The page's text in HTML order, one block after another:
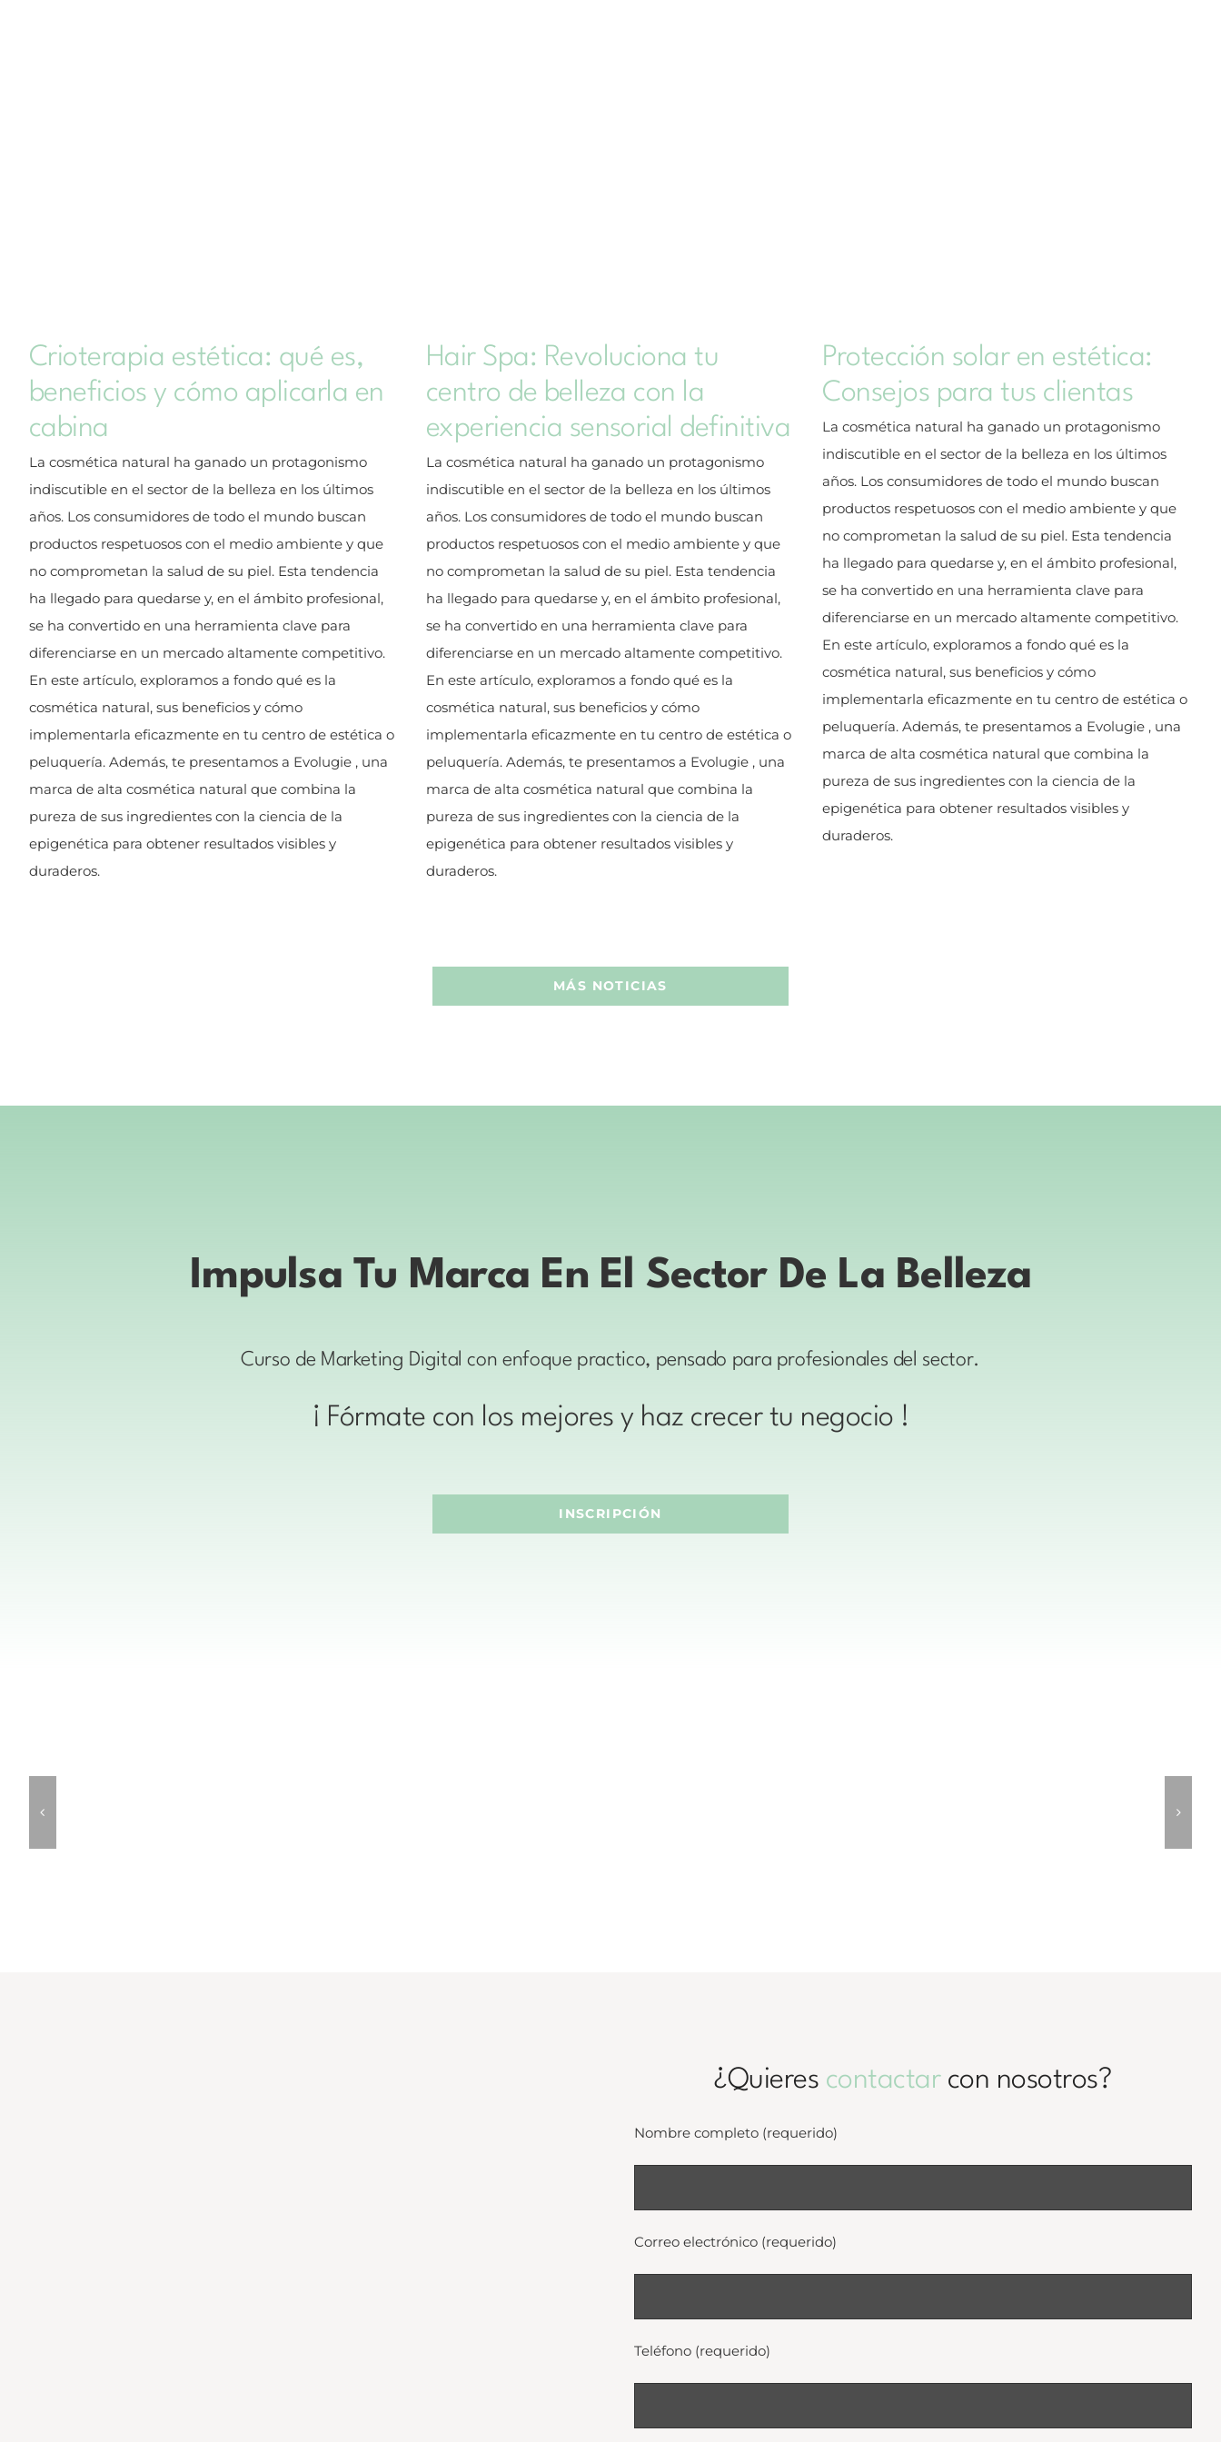
Crioterapia estética: qué es,
beneficios y cómo aplicarla en
cabina
La cosmética natural ha ganado un protagonismo
indiscutible en el sector de la belleza en los últimos
años. Los consumidores de todo el mundo buscan
productos respetuosos con el medio ambiente y que
no comprometan la salud de su piel. Esta tendencia
ha llegado para quedarse y, en el ámbito profesional,
se ha convertido en una herramienta clave para
diferenciarse en un mercado altamente competitivo.
En este artículo, exploramos a fondo qué es la
cosmética natural, sus beneficios y cómo
implementarla eficazmente en tu centro de estética o
peluquería. Además, te presentamos a Evolugie , una
marca de alta cosmética natural que combina la
pureza de sus ingredientes con la ciencia de la
epigenética para obtener resultados visibles y
duraderos.
Hair Spa: Revoluciona tu
centro de belleza con la
experiencia sensorial definitiva
La cosmética natural ha ganado un protagonismo
indiscutible en el sector de la belleza en los últimos
años. Los consumidores de todo el mundo buscan
productos respetuosos con el medio ambiente y que
no comprometan la salud de su piel. Esta tendencia
ha llegado para quedarse y, en el ámbito profesional,
se ha convertido en una herramienta clave para
diferenciarse en un mercado altamente competitivo.
En este artículo, exploramos a fondo qué es la
cosmética natural, sus beneficios y cómo
implementarla eficazmente en tu centro de estética o
peluquería. Además, te presentamos a Evolugie , una
marca de alta cosmética natural que combina la
pureza de sus ingredientes con la ciencia de la
epigenética para obtener resultados visibles y
duraderos.
Protección solar en estética:
Consejos para tus clientas
La cosmética natural ha ganado un protagonismo
indiscutible en el sector de la belleza en los últimos
años. Los consumidores de todo el mundo buscan
productos respetuosos con el medio ambiente y que
no comprometan la salud de su piel. Esta tendencia
ha llegado para quedarse y, en el ámbito profesional,
se ha convertido en una herramienta clave para
diferenciarse en un mercado altamente competitivo.
En este artículo, exploramos a fondo qué es la
cosmética natural, sus beneficios y cómo
implementarla eficazmente en tu centro de estética o
peluquería. Además, te presentamos a Evolugie , una
marca de alta cosmética natural que combina la
pureza de sus ingredientes con la ciencia de la
epigenética para obtener resultados visibles y
duraderos.
MÁS NOTICIAS
Impulsa Tu Marca En El Sector De La Belleza
Curso de Marketing Digital con enfoque practico, pensado para profesionales del sector.
¡ Fórmate con los mejores y haz crecer tu negocio !
INSCRIPCIÓN
¿Quieres contactar con nosotros?
Nombre completo (requerido)
Correo electrónico (requerido)
Teléfono (requerido)